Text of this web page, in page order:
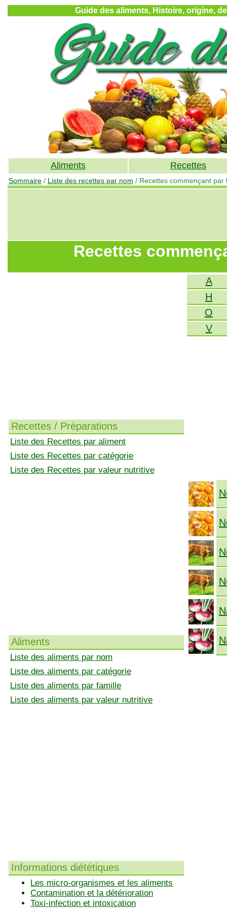
Guide des aliments, Histoire, origine,
Aliments Recettes
Sommaire / Liste des recettes par nom / Recettes commençant par
Recettes
Recettes / Préparations
Liste des Recettes par aliment
Liste des Recettes par catégorie
Liste des Recettes par valeur nutritive
Aliments
Liste des aliments par nom
Liste des aliments par catégorie
Liste des aliments par famille
Liste des aliments par valeur nutritive
Informations diététiques
Les micro-organismes et les aliments
Contamination et la détérioration
Toxi-infection et intoxication
A
H
O
V